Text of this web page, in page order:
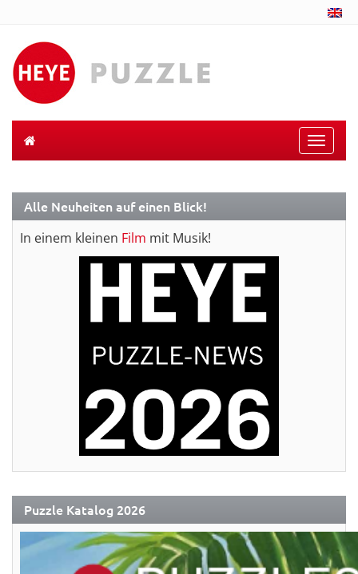
Toggle
Alle Neuheiten auf einen Blick!
In einem kleinen Film mit Musik!
Puzzle Katalog 2026